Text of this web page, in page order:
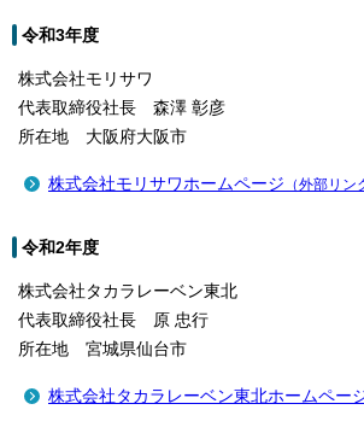
令和3年度
株式会社モリサワ
代表取締役社長 森澤 彰彦
所在地 大阪府大阪市
株式会社モリサワホームページ （外部リン
令和2年度
株式会社タカラレーベン東北
代表取締役社長 原 忠行
所在地 宮城県仙台市
株式会社タカラレーベン東北ホームペー